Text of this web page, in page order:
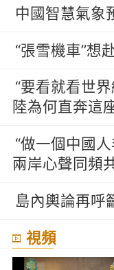
中國智慧氣象
“張雪機車”想
“要看就看世
陸為何直奔這
“做一個中國
兩岸心聲同頻
島內輿論再呼
視頻